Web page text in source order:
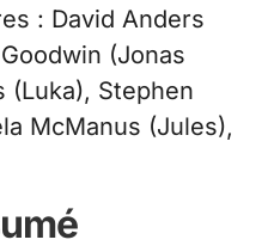
: David Anders
(Jonas
(Luka), Stephen
McManus (Jules),